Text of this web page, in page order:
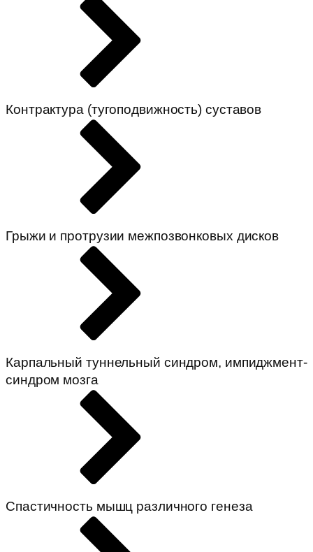
Контрактура (тугоподвижность) суставов
Грыжи и протрузии межпозвонковых дисков
Карпальный туннельный синдром, импиджмент-
синдром мозга
Спастичность мышц различного генеза